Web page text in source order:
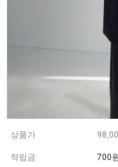
상품가
적립금 700원